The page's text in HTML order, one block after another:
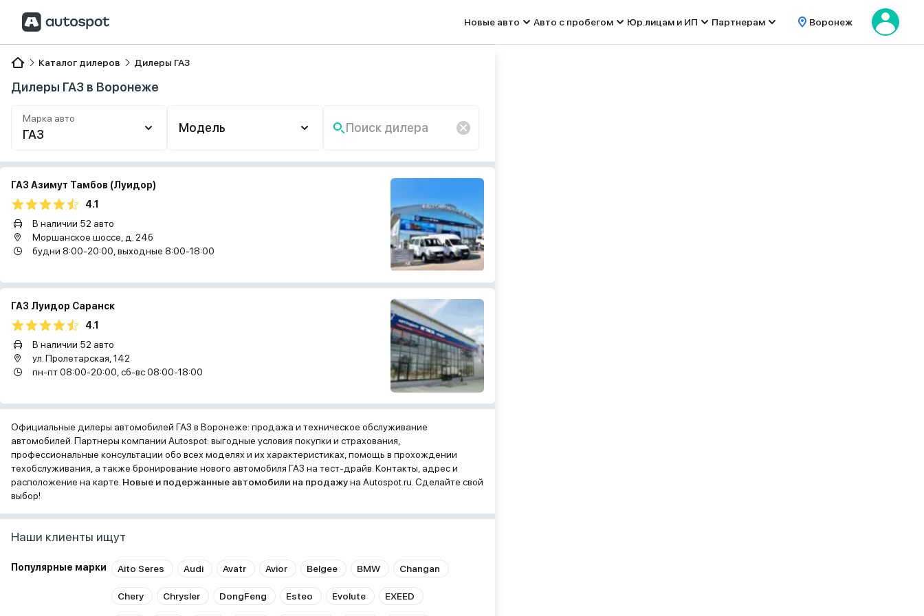
Новые авто Авто с пробегом Юр.лицам и ИП Партнерам Воронеж
Каталог дилеров Дилеры ГАЗ
Дилеры ГАЗ в Воронеже
ГАЗ
Марка авто
Модель Поиск дилера
По запросу «» ничего не
ГАЗ Азимут Тамбов (Луидор)
4.1
В наличии 52 авто
Моршанское шоссе, д. 24б
будни 8:00-20:00, выходные 8:00-18:00
ГАЗ Луидор Саранск
4.1
В наличии 52 авто
ул. Пролетарская, 142
пн-пт 08:00-20:00, сб-вс 08:00-18:00
Официальные дилеры автомобилей ГАЗ в Воронеже: продажа и техническое обслуживание
автомобилей. Партнеры компании Autospot: выгодные условия покупки и страхования,
профессиональные консультации обо всех моделях и их характеристиках, помощь в прохождении
техобслуживания, а также бронирование нового автомобиля ГАЗ на тест-драйв. Контакты, адрес и
расположение на карте. Новые и подержанные автомобили на продажуна Autospot.ru. Сделайте свой
выбор!
Наши клиенты ищут
Популярные марки Aito Seres Audi Avatr Avior Belgee BMW Changan
Chery Chrysler DongFeng Esteo Evolute EXEED